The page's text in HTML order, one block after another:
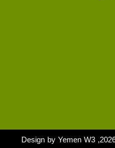
Yemen W3